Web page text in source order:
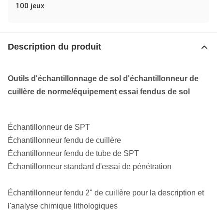
100 jeux
Description du produit
Outils d'échantillonnage de sol d'échantillonneur de
cuillère de norme/équipement essai fendus de sol
Échantillonneur de SPT
Échantillonneur fendu de cuillère
Échantillonneur fendu de tube de SPT
Échantillonneur standard d'essai de pénétration
Échantillonneur fendu 2" de cuillère pour la description et
l'analyse chimique lithologiques